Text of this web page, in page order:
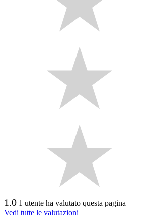
1.0 1 utente ha valutato questa pagina
Vedi tutte le valutazioni